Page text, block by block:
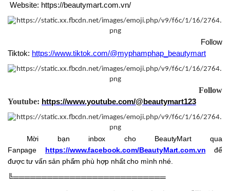
Website: https://beautymart.com.vn/
Follow
Tiktok: https://www.tiktok.com/@myphamphap_beautymart
Follow
Youtube: https://www.youtube.com/@beautymart123
Mời bạn inbox cho BeautyMart qua
Fanpage https://www.facebook.com/BeautyMart.com.vn để
được tư vấn sản phẩm phù hợp nhất cho mình nhé.
╚═══════════════════════════